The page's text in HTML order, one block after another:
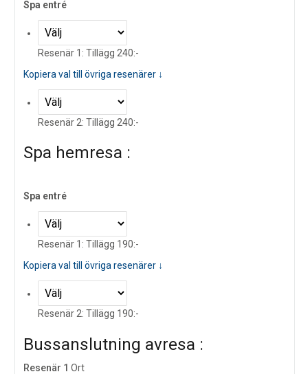
Spa entré
Resenär 1: Tillägg 240:-
Kopiera val till övriga resenärer ↓
Resenär 2: Tillägg 240:-
Spa hemresa :
Spa entré
Resenär 1: Tillägg 190:-
Kopiera val till övriga resenärer ↓
Resenär 2: Tillägg 190:-
Bussanslutning avresa :
Resenär 1 Ort